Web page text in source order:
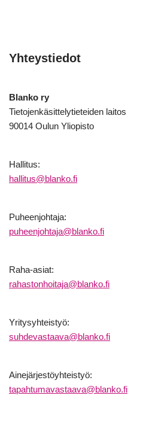
Yhteystiedot
Blanko ry
Tietojenkäsittelytieteiden laitos
90014 Oulun Yliopisto
Hallitus:
hallitus@blanko.fi
Puheenjohtaja:
puheenjohtaja@blanko.fi
Raha-asiat:
rahastonhoitaja@blanko.fi
Yritysyhteistyö:
suhdevastaava@blanko.fi
Ainejärjestöyhteistyö:
tapahtumavastaava@blanko.fi